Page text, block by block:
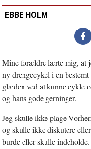
EBBE HOLM
Mine forældre lærte mig, at
ny drengecykel i en
glæden ved at kunne cykle
og hans gode gerninger.
Jeg skulle ikke plage
og skulle ikke diskutere
burde eller skulle